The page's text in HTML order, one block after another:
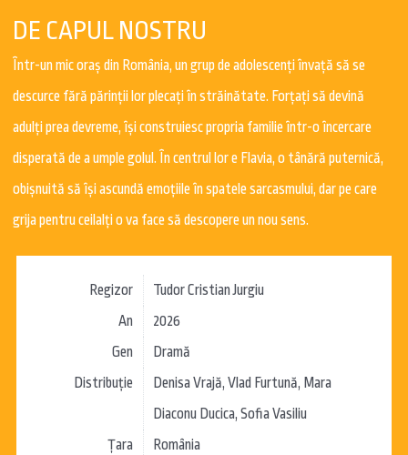
DE CAPUL NOSTRU
Într-un mic oraș din România, un grup de adolescenți învață să se
descurce fără părinții lor plecați în străinătate. Forțați să devină
adulți prea devreme, își construiesc propria familie într-o încercare
disperată de a umple golul. În centrul lor e Flavia, o tânără puternică,
obișnuită să își ascundă emoțiile în spatele sarcasmului, dar pe care
grija pentru ceilalți o va face să descopere un nou sens.
Regizor
Tudor Cristian Jurgiu
An
2026
Gen
Dramă
Distribuție
Denisa Vrajă, Vlad Furtună, Mara
Diaconu Ducica, Sofia Vasiliu
Țara
România